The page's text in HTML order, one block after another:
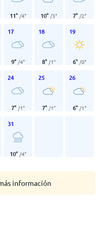
11° /4° 10° /3° 7° /2°
17
9° /4°
18
8° /1°
19
6° /0°
24
7° /1°
25
7° /1°
26
6° /1°
31
10° /4°
información